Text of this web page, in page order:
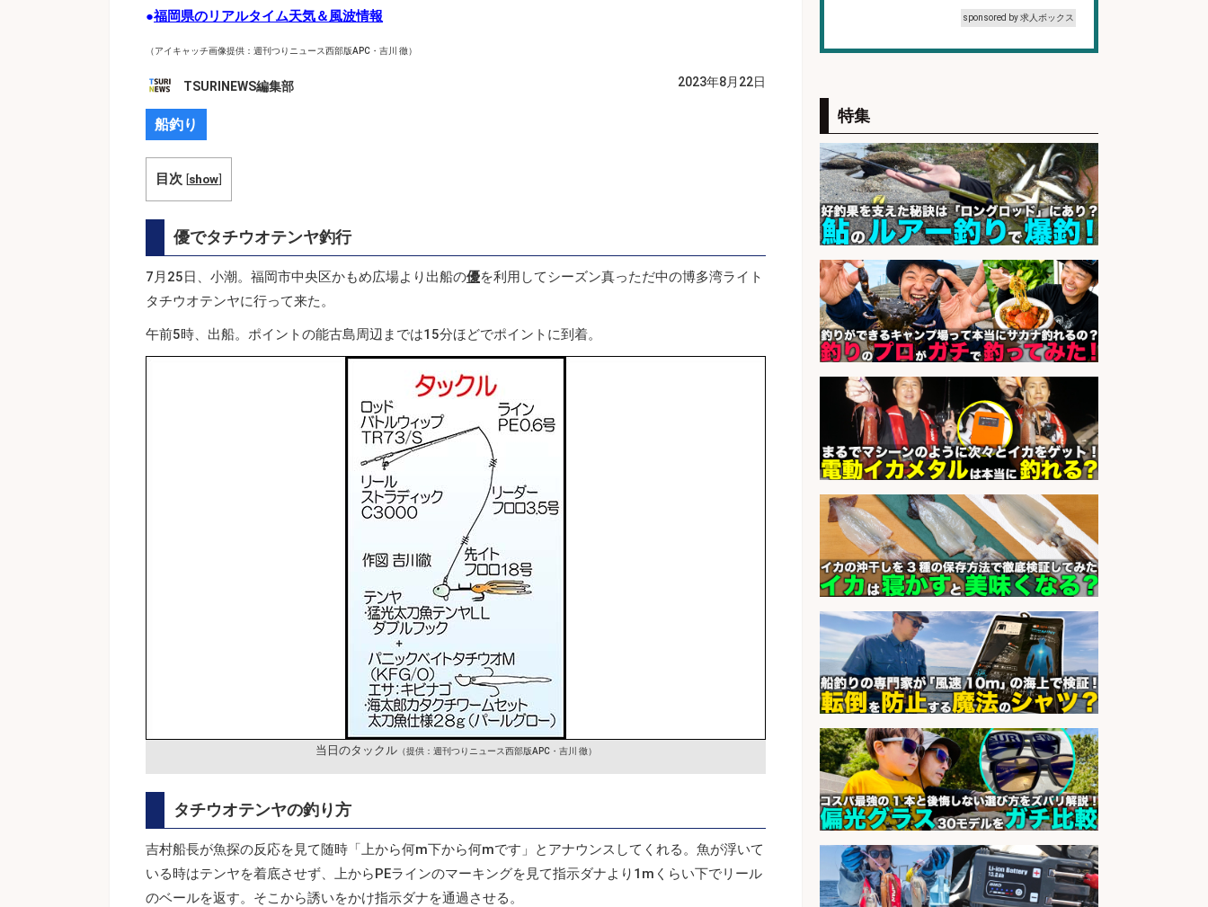
●福岡県のリアルタイム天気＆風波情報
（アイキャッチ画像提供：週刊つりニュース西部版APC・吉川 徹）
TSURINEWS編集部 2023年8月22日
船釣り
目次 [show]
優でタチウオテンヤ釣行
7月25日、小潮。福岡市中央区かもめ広場より出船の優を利用してシーズン真っただ中の博多湾ライト
タチウオテンヤに行って来た。
午前5時、出船。ポイントの能古島周辺までは15分ほどでポイントに到着。
当日のタックル（提供：週刊つりニュース西部版APC・吉川 徹）
タチウオテンヤの釣り方
吉村船長が魚探の反応を見て随時「上から何m下から何mです」とアナウンスしてくれる。魚が浮いて
いる時はテンヤを着底させず、上からPEラインのマーキングを見て指示ダナより1mくらい下でリール
のベールを返す。そこから誘いをかけ指示ダナを通過させる。
sponsored by 求人ボックス
正社員募集
会社名
天草の魚と馬刺しの店 魚粋 天草
の魚と馬刺しの店 魚粋
sponsored by 求人ボックス
魚の「バイヤー」貴方の目利きでヒ
ットを生む、裁量バイヤー募集
会社名 株式会社コムライン
sponsored by 求人ボックス
釣り具などの出荷作業～～/工場/製
造
会社名 UTグループ株式会社
sponsored by 求人ボックス
フィッシング用品の「製品開発設
計」
会社名 メガバス株式会社
sponsored by 求人ボックス
お魚のカットや商品の陳列業務/時
間選べる×未経験歓迎×残業少なめ/
鹿児島県/志布志市
会社名 株式会社ホットスタッフ鹿児島
sponsored by 求人ボックス
日払いOKで即日収入/製造スタッフ/
「堺市堺区」「時給1,600円」日払
いOK・入社祝金10万円/堺市堺区の
工場で自転車部品や釣り具の組立/
未経験歓迎/土日祝休みで年間休日
126日
特集